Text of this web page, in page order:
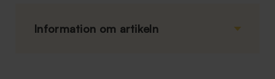
Information om artikeln